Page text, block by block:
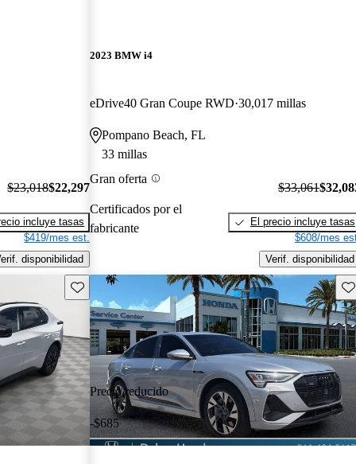
$23,018$22,297
incluye tasas
$419/mes est.
disponibilidad
2023 BMW i4
eDrive40 Gran Coupe RWD 30,017 millas
Pompano Beach, FL
33 millas
Gran oferta
Certificados por el
fabricante
$33,061
El precio incluye tasas
$608/mes
Verif. disponibilidad
Guarda este Aviso
Precio reducido
-$685